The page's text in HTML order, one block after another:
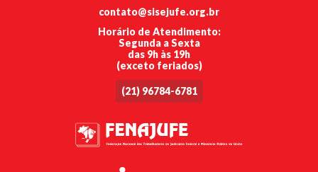
contato@sisejufe.org.br
Horário de Atendimento:
Segunda a Sexta
das 9h às 19h
(exceto feriados)
(21) 96784-6781